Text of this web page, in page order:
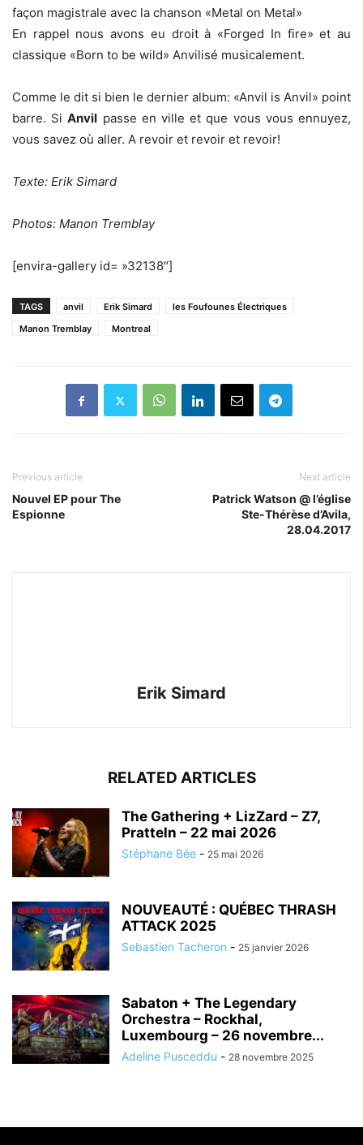
façon magistrale avec la chanson «Metal on Metal»
En rappel nous avons eu droit à «Forged In fire» et au
classique «Born to be wild» Anvilisé musicalement.
Comme le dit si bien le dernier album: «Anvil is Anvil» point
barre. SiAnvil passe en ville et que vous vous ennuyez,
vous savez où aller. A revoir et revoir et revoir!
Texte: Erik Simard
Photos: Manon Tremblay
[envira-gallery id= »32138″]
TAGS anvil Erik Simard
les Foufounes Électriques
Manon Tremblay
Montreal
Previous article
Nouvel EP pour The
Espionne
Next article
Patrick Watson @ l’église
Ste-Thérèse d’Avila,
28.04.2017
Erik Simard
RELATED ARTICLES
The Gathering + LizZard – Z7,
Pratteln – 22 mai 2026
Stéphane Bée - 25 mai 2026
NOUVEAUTÉ : QUÉBEC THRASH
ATTACK 2025
Sebastien Tacheron - 25 janvier 2026
Sabaton + The Legendary
Orchestra – Rockhal,
Luxembourg – 26 novembre...
Adeline Pusceddu - 28 novembre 2025